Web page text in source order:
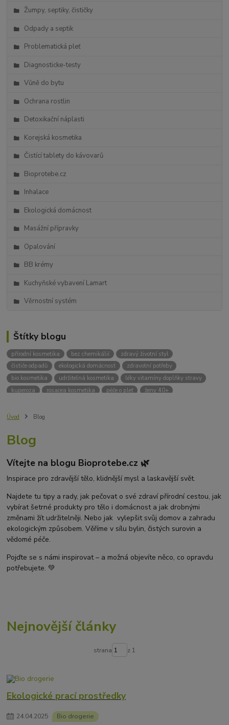
Žumpy, septiky, čističky
Odpady a septik
Problematická pleť
Diagnosticke-testy
Vůně do bytu
Ochrana rostlin
Detoxikační náplasti
Korejská kosmetika
Čistící tablety do kávovarů
Bioprotebe.cz
Inhalace
Ekologická domácnost
Masážní přípravky
Opalování
BB krémy
Kuchyňské vybavení Lamart
Věrnostní systém
Štítky blogu
přírodní kosmetika bez chemikálií
zdravý životní styl
čističe odpadů
ekologická domácnost
zdravotní potřeby
bio kosmetika
udržitelná kosmetika
léky vitamíny doplňky stravy
kuperoza
rosacea kosmetika péče o pleť
ženy 40+
bez chemie
Přírodní čistící prostředky
Jak se zbavit lupů
Příčiny lupů Léčba lupů
Suchá pokožka hlavy a lupy
Přírodní prostředky na lupy
Mastná pokožka hlavy a lupy
Svědění pokožky hlavy
Kvasinky a lupy
diadnostické testy
měření moči
hodnota pH kyselý zásaditý
neutrální
měření pH
Úvod Blog
Blog
Vítejte na blogu Bioprotebe.cz 🌿
Inspirace pro zdravější tělo, klidnější mysl a laskavější svět.
Najdete tu tipy a rady, jak pečovat o své zdraví přírodní cestou, jak
vybírat šetrné produkty pro tělo i domácnost a jak drobnými
změnami žít udržitelněji. Nebo jak vylepšit svůj domov a zahradu
ekologickým způsobem. Věříme v sílu bylin, čistých surovin a
vědomé péče.
Pojďte se s námi inspirovat – a možná objevíte něco, co opravdu
potřebujete. 💚
Nejnovější články
strana z 1
Ekologické prací prostředky
24.04.2025 Bio drogerie